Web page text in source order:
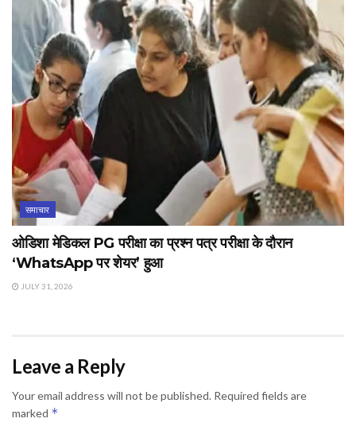
समाचार
ओडिशा मेडिकल PG परीक्षा का प्रश्न पत्र परीक्षा के दौरान
‘WhatsApp पर शेयर’ हुआ
JULY 31, 2026
Leave a Reply
Your email address will not be published. Required fields are
marked *